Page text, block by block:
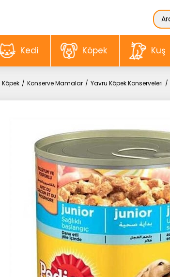
Kedi Köpek Kuş
Köpek Konserve Mamalar Yavru Köpek Konserveleri